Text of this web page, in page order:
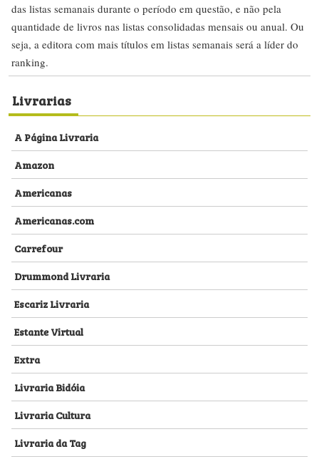
das listas semanais durante o período em questão, e não pela
quantidade de livros nas listas consolidadas mensais ou anual. Ou
seja, a editora com mais títulos em listas semanais será a líder do
ranking.
Livrarias
A Página Livraria
Amazon
Americanas
Americanas.com
Carrefour
Drummond Livraria
Escariz Livraria
Estante Virtual
Extra
Livraria Bidóia
Livraria Cultura
Livraria da Tag